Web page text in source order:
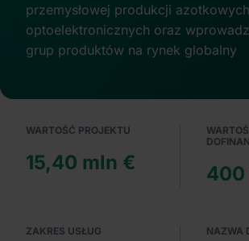
przemysłowej produkcji
optoelektronicznych oraz
grup produktów na rynek globalny
WARTOŚĆ PROJEKTU
15,40 mln € 400
ZAKRES USŁUG NAZWA